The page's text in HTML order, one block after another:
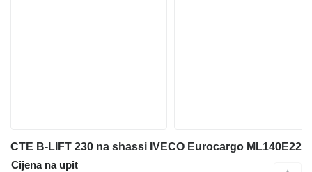
CTE B-LIFT 230 na shassi IVECO Eurocargo ML140E22
Cijena na upit